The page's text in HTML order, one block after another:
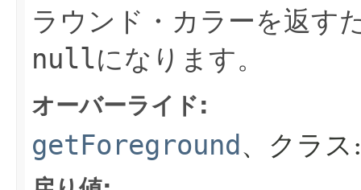
ラウンド・カラーを返す
nullになります。
オーバーライド:
getForeground、クラ